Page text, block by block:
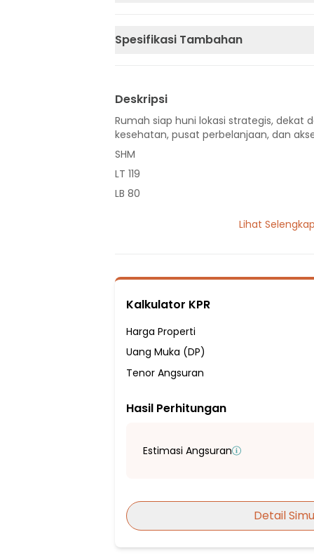
Spesifikasi Tambahan
Deskripsi
Rumah siap huni lokasi strategis, dekat
kesehatan, pusat perbelanjaan, dan
SHM
LT 119
LB 80
Sumber Air Tanah
Hadap Utara
Fasilitas Sekitar Hunian:
3 Menit ke SMA Panglima Besar Jendral
5 Menit ke SDN Pekayon Jaya VII & X
5 Menit ke SMP Negeri 12 Kota Bekasi
3 Menit ke Pasar Tradisional Pulo Galaxy
6 Menit ke Grand Galaxy Park
5 Menit ke Puskesmas Pekayon Jaya
Lihat
Kalkulator KPR
Harga Properti
Uang Muka (DP)
Tenor Angsuran
Hasil Perhitungan
Estimasi Angsuran
Detail